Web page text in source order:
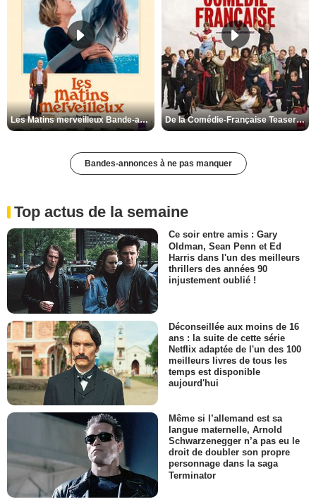
Les Matins merveilleux Bande-annonce VF De la Comédie-Française Teaser VF
Bandes-annonces à ne pas manquer
Top actus de la semaine
Ce soir entre amis : Gary
Oldman, Sean Penn et Ed
Harris dans l'un des meilleurs
thrillers des années 90
injustement oublié !
Déconseillée aux moins de 16
ans : la suite de cette série
Netflix adaptée de l'un des 100
meilleurs livres de tous les
temps est disponible
aujourd'hui
Même si l’allemand est sa
langue maternelle, Arnold
Schwarzenegger n’a pas eu le
droit de doubler son propre
personnage dans la saga
Terminator